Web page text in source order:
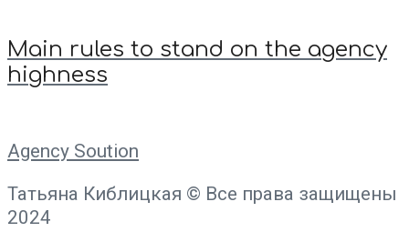
Main rules to stand on the agency
highness
Agency Soution
Татьяна Киблицкая © Все права защищены
2024